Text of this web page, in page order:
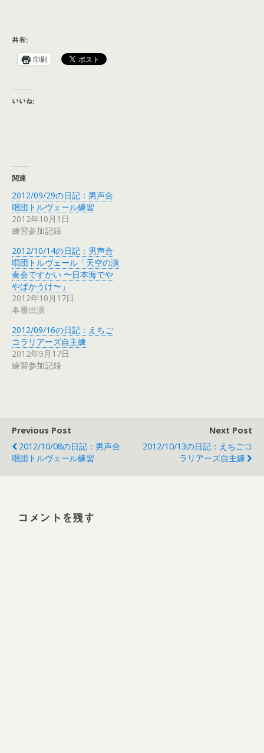
共有:
印刷
いいね:
関連
2012/09/29の日記：男声合
唱団トルヴェール練習
2012年10月1日
練習参加記録
2012/10/14の日記：男声合
唱団トルヴェール「天空の演
奏会ですかい 〜日本海でや
やばかうけ〜」
2012年10月17日
本番出演
2012/09/16の日記：えちご
コラリアーズ自主練
2012年9月17日
練習参加記録
Previous Post
2012/10/08の日記：男声合
唱団トルヴェール練習
Next Post
2012/10/13の日記：えちごコ
ラリアーズ自主練
コメントを残す